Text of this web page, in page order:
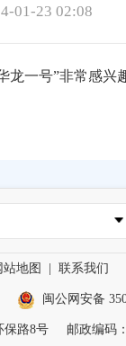
01-23 02:08
龙一号”非常感兴
号以“177组燃料
安全指标和技
合，是中国核电
30日，中国自主
站地图 联系我们
闽公网安备
保路8号 邮政编码